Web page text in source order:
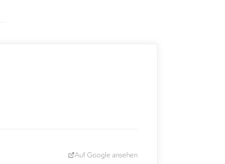
Auf Google ansehen